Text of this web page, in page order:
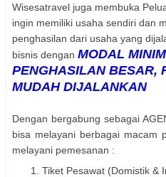
Wisesatravel juga membuka
ingin memiliki usaha sendiri dan
penghasilan dari usaha yang
bisnis dengan MODAL
PENGHASILAN BESAR,
MUDAH DIJALANKAN
Dengan bergabung sebagai
bisa melayani berbagai macam
melayani pemesanan :
Tiket Pesawat (Domistik &